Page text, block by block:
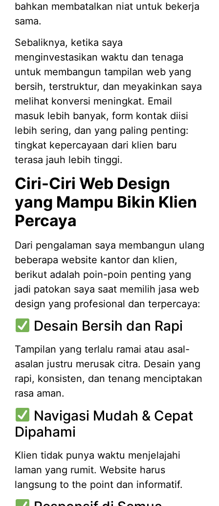
bahkan membatalkan niat untuk bekerja
sama.
Sebaliknya, ketika saya
menginvestasikan waktu dan tenaga
untuk membangun tampilan web yang
bersih, terstruktur, dan meyakinkan saya
melihat konversi meningkat. Email
masuk lebih banyak, form kontak diisi
lebih sering, dan yang paling penting:
tingkat kepercayaan dari klien baru
terasa jauh lebih tinggi.
Ciri-Ciri Web Design
yang Mampu Bikin Klien
Percaya
Dari pengalaman saya membangun ulang
beberapa website kantor dan klien,
berikut adalah poin-poin penting yang
jadi patokan saya saat memilih jasa web
design yang profesional dan terpercaya:
Desain Bersih dan Rapi
Tampilan yang terlalu ramai atau asal-
asalan justru merusak citra. Desain yang
rapi, konsisten, dan tenang menciptakan
rasa aman.
Navigasi Mudah & Cepat
Dipahami
Klien tidak punya waktu menjelajahi
laman yang rumit. Website harus
langsung to the point dan informatif.